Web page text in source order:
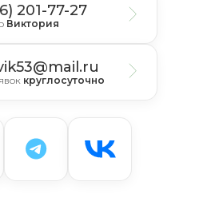
201-77-27
Виктория
круглосуточно